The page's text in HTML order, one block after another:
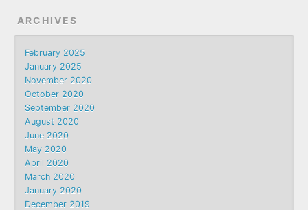
ARCHIVES
February 2025
January 2025
November 2020
October 2020
September 2020
August 2020
June 2020
May 2020
April 2020
March 2020
January 2020
December 2019